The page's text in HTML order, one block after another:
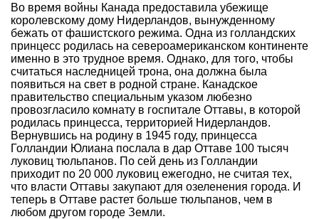
Во время войны Канада предоставила убежище
королевскому дому Нидерландов, вынужденному
бежать от фашистского режима. Одна из голландских
принцесс родилась на североамериканском континенте
именно в это трудное время. Однако, для того, чтобы
считаться наследницей трона, она должна была
появиться на свет в родной стране. Канадское
правительство специальным указом любезно
провозгласило комнату в госпитале Оттавы, в которой
родилась принцесса, территорией Нидерландов.
Вернувшись на родину в 1945 году, принцесса
Голландии Юлиана послала в дар Оттаве 100 тысяч
луковиц тюльпанов. По сей день из Голландии
приходит по 20 000 луковиц ежегодно, не считая тех,
что власти Оттавы закупают для озеленения города. И
теперь в Оттаве растет больше тюльпанов, чем в
любом другом городе Земли.